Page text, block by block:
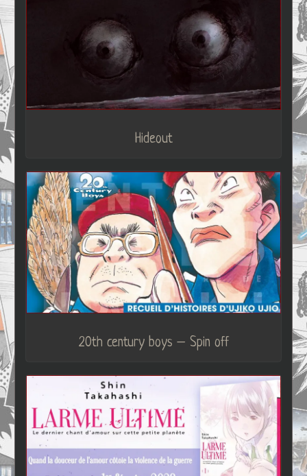
Hideout
20th century boys – Spin off